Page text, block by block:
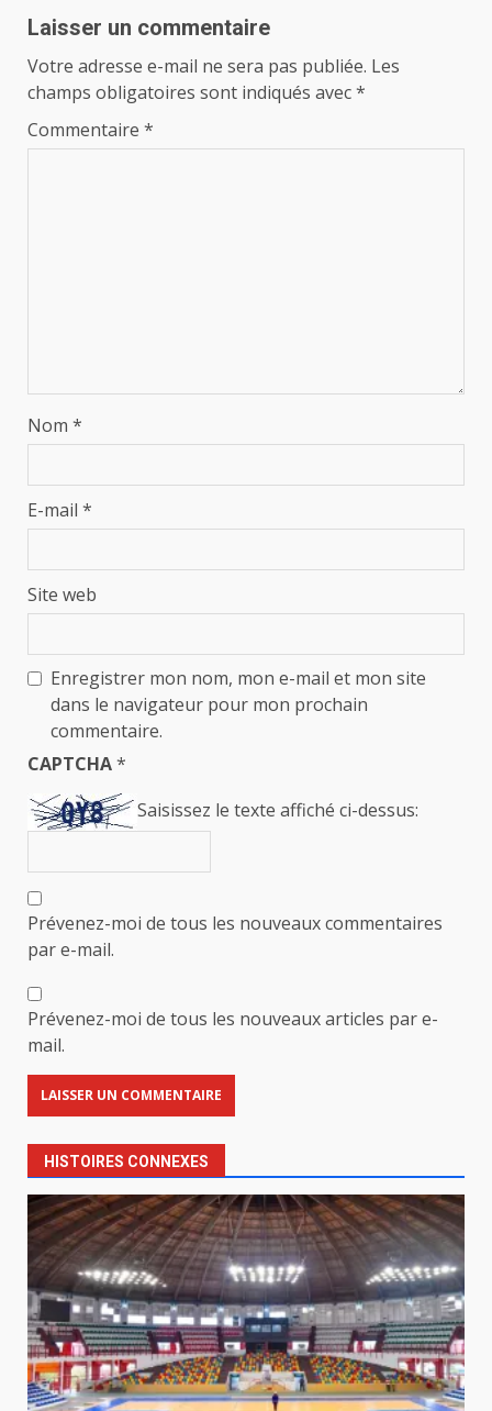
Laisser un commentaire
Votre adresse e-mail ne sera pas publiée. Les
champs obligatoires sont indiqués avec*
Commentaire *
Nom *
E-mail *
Site web
Enregistrer mon nom, mon e-mail et mon site
dans le navigateur pour mon prochain
commentaire.
CAPTCHA*
Saisissez le texte affiché ci-dessus:
Prévenez-moi de tous les nouveaux commentaires
par e-mail.
Prévenez-moi de tous les nouveaux articles par e-
mail.
HISTOIRES CONNEXES